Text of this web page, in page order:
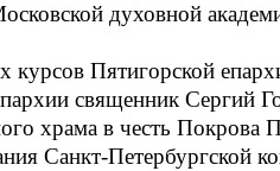
духовной
курсов Пятигорской
священник Сергий
храма в честь
Санкт-Петербургской